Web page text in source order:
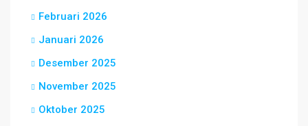
Februari 2026
Januari 2026
Desember 2025
November 2025
Oktober 2025